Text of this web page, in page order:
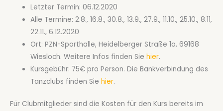
Letzter Termin: 06.12.2020
Alle Termine: 2.8., 16.8., 30.8., 13.9., 27.9., 11.10., 25.10., 8.11,
22.11., 6.12.2020
Ort: PZN-Sporthalle, Heidelberger Straße 1a, 69168
Wiesloch. Weitere Infos finden Siehier.
Kursgebühr: 75€ pro Person. Die Bankverbindung des
Tanzclubs finden Siehier.
Für Clubmitglieder sind die Kosten für den Kurs bereits im